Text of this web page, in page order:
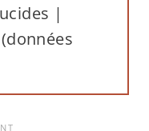
|
(données